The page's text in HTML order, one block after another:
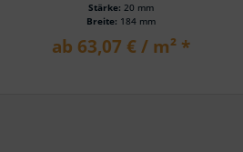
Stärke: 20 mm
Breite: 184 mm
ab 63,07 € / m² *